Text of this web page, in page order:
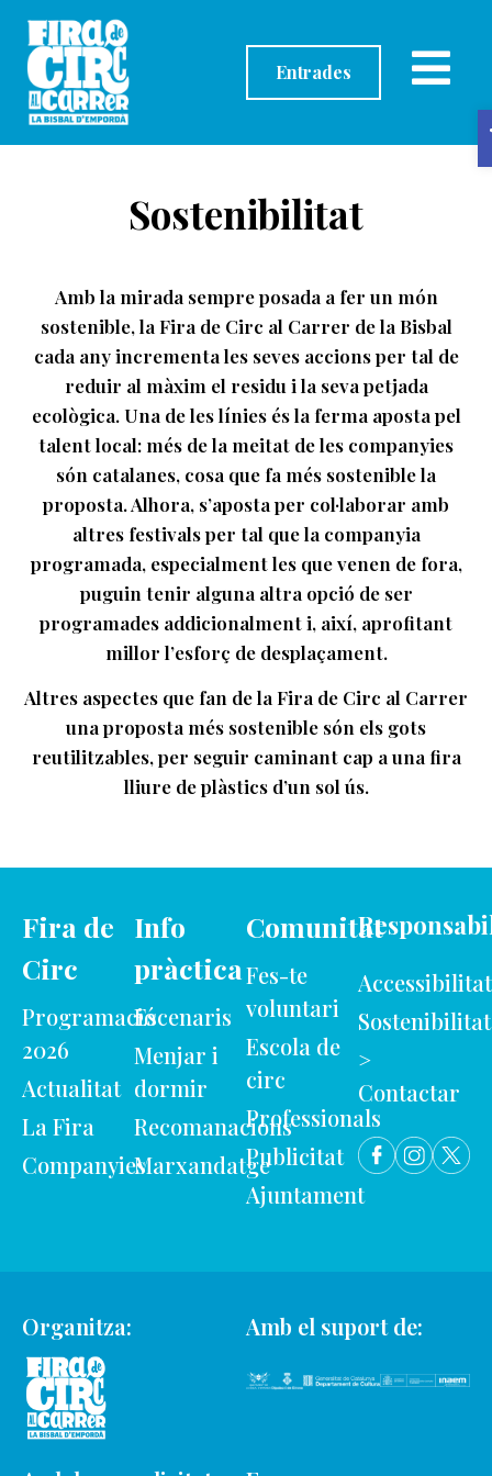
Entrades
Sostenibilitat
Amb la mirada sempre posada a fer un món
sostenible, la Fira de Circ al Carrer de la Bisbal
cada any incrementa les seves accions per tal de
reduir al màxim el residu i la seva petjada
ecològica. Una de les línies és la ferma aposta pel
talent local: més de la meitat de les companyies
són catalanes, cosa que fa més sostenible la
proposta. Alhora, s’aposta per col·laborar amb
altres festivals per tal que la companyia
programada, especialment les que venen de fora,
puguin tenir alguna altra opció de ser
programades addicionalment i, així, aprofitant
millor l’esforç de desplaçament.
Altres aspectes que fan de la Fira de Circ al Carrer
una proposta més sostenible són els gots
reutilitzables, per seguir caminant cap a una fira
lliure de plàstics d’un sol ús.
Fira de
Circ
Programació
2026
Actualitat
La Fira
Companyies
Info
pràctica
Escenaris
Menjar i
dormir
Recomanacions
Marxandatge
Comunitat
Fes-te
voluntari
Escola de
circ
Professionals
Publicitat
Ajuntament
Accessibilitat
Sostenibilitat
>
Contactar
Organitza: Amb el suport de: